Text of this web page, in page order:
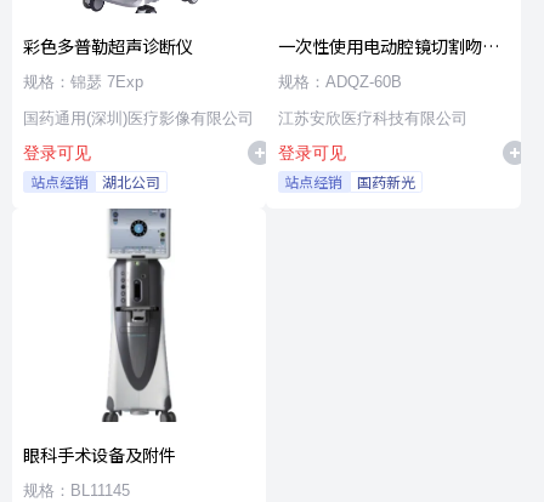
彩色多普勒超声诊断仪
规格：锦瑟 7Exp
国药通用(深圳)医疗影像有限公司
登录可见
站点经销 湖北公司
一次性使用电动腔镜切割吻合
器及组件
规格：ADQZ-60B
江苏安欣医疗科技有限公司
登录可见
站点经销 国药新光
眼科手术设备及附件
规格：BL11145